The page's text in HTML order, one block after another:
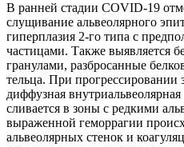
В ранней стадии COVID-19
слущивание альвеолярного
гиперплазия 2-го типа с
частицами. Также выявляется
гранулами, разбросанные
тельца. При прогрессировании
диффузная
сливается в зоны с редкими
выраженной геморрагии
альвеолярных стенок и